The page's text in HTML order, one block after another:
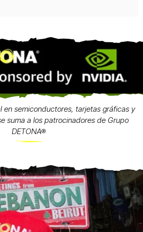
en semiconductores, tarjetas gráficas y
suma a los patrocinadores de Grupo
DETONA®